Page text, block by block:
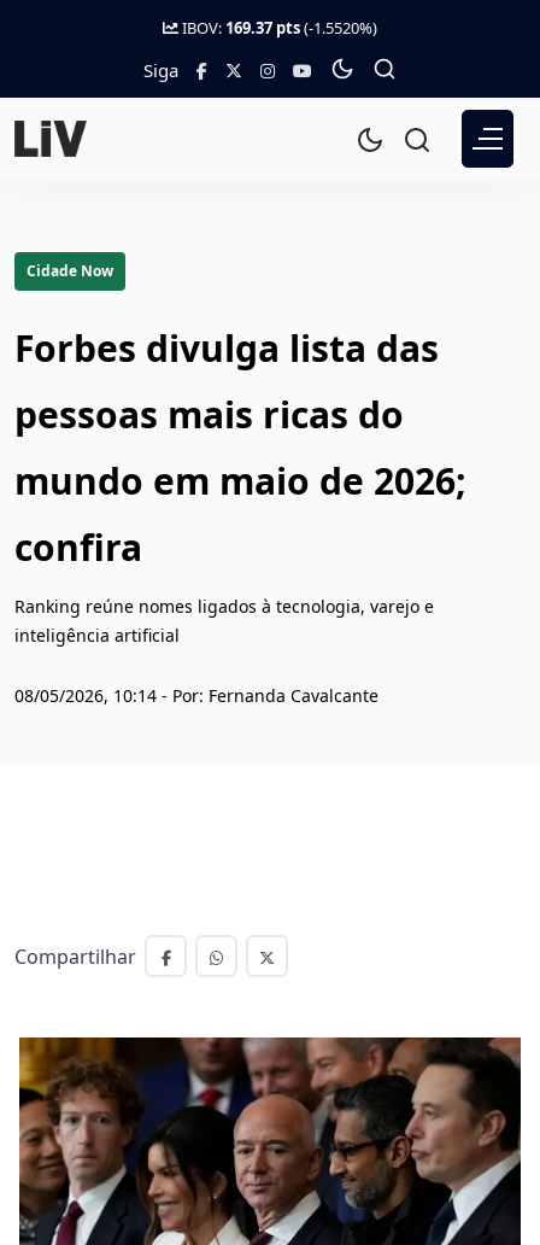
IBOV: 169.37 pts(-1.5520%)
Siga
Cidade Now
Forbes divulga lista das
pessoas mais ricas do
mundo em maio de 2026;
confira
Ranking reúne nomes ligados à tecnologia, varejo e
inteligência artificial
08/05/2026, 10:14 - Por: Fernanda Cavalcante
Compartilhar